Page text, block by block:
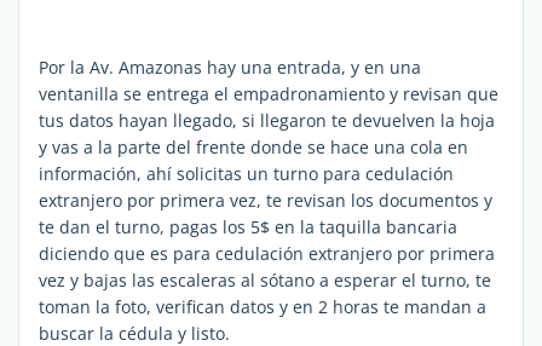
Por la Av. Amazonas hay una entrada, y en una
ventanilla se entrega el empadronamiento y revisan que
tus datos hayan llegado, si llegaron te devuelven la hoja
y vas a la parte del frente donde se hace una cola en
información, ahí solicitas un turno para cedulación
extranjero por primera vez, te revisan los documentos y
te dan el turno, pagas los 5$ en la taquilla bancaria
diciendo que es para cedulación extranjero por primera
vez y bajas las escaleras al sótano a esperar el turno, te
toman la foto, verifican datos y en 2 horas te mandan a
buscar la cédula y listo.